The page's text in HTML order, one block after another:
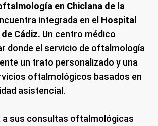
en Chiclana de la
integrada en el Hospital
Cádiz. Un centro médico
donde el servicio de oftalmología
un trato personalizado y una
oftalmológicos basados en
asistencial.
sus consultas oftalmológicas